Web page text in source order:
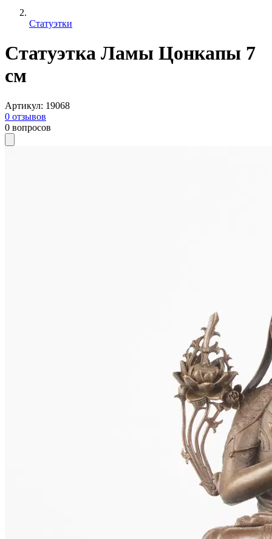
Статуэтки
Статуэтка Ламы Цонкапы 7
см
Артикул: 19068
0 отзывов
0 вопросов